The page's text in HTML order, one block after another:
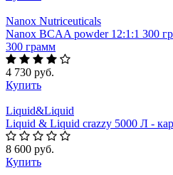
Nanox Nutriceuticals
Nanox BCAA powder 12:1:1 300
300 грамм
4 730 руб.
Купить
Liquid&Liquid
Liquid & Liquid сrazzy 5000 Л -
8 600 руб.
Купить